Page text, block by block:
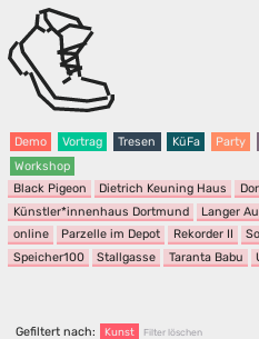
Demo Vortrag Tresen KüFa Party
Workshop
Black Pigeon
Dietrich Keuning Haus
Künstler*innenhaus Dortmund
Langer
online
Parzelle im Depot Rekorder II
Speicher100
Stallgasse Taranta Babu
Gefiltert nach: Kunst Filter löschen